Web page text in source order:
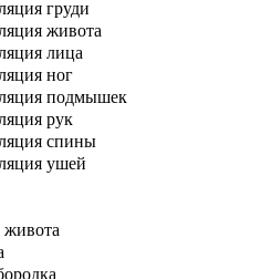
груди
живота
лица
ног
подмышек
рук
спины
ушей